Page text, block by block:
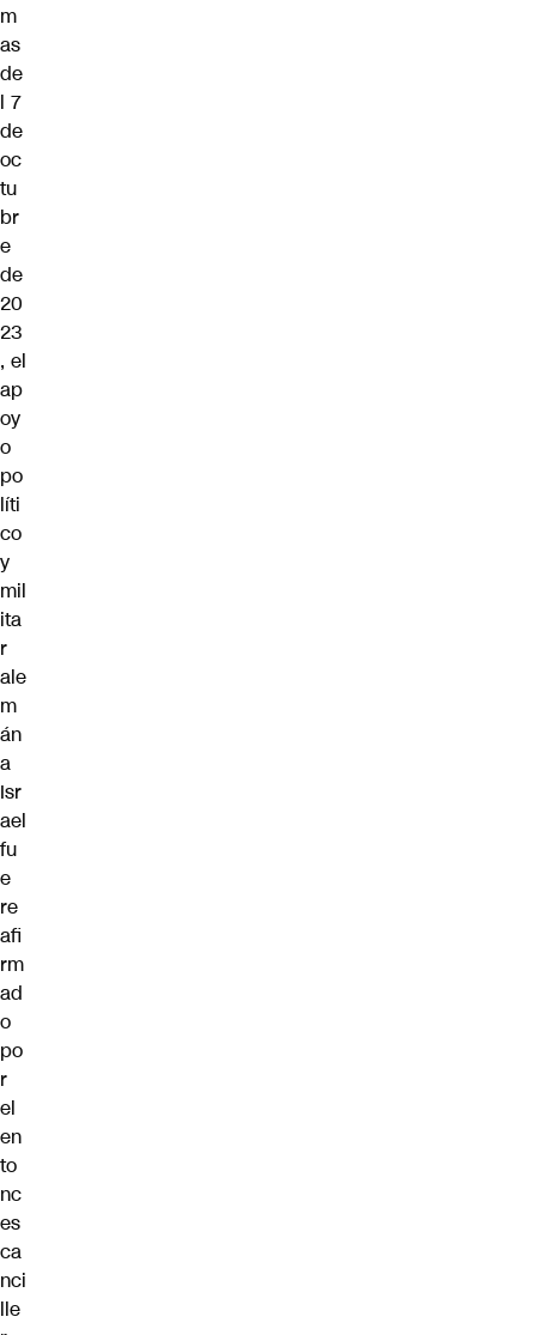
m
as
de
l 7
de
oc
tu
br
e
de
20
23
, el
ap
oy
o
po
líti
co
y
mil
ita
r
ale
m
án
a
Isr
ael
fu
e
re
afi
rm
ad
o
po
r
el
en
to
nc
es
ca
nci
lle